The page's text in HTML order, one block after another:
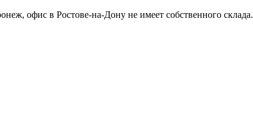
офис в Ростове-на-Дону не имеет собственного склада.